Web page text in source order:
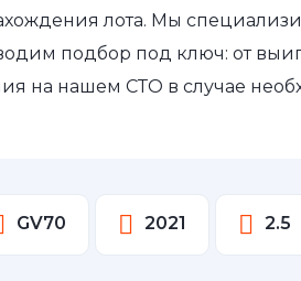
лота. Мы
подбор под ключ: от
на нашем СТО в случае
GV70 2021 2.5